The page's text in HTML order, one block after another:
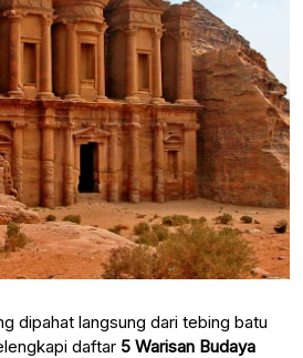
dipahat langsung dari tebing batu
daftar 5 Warisan Budaya